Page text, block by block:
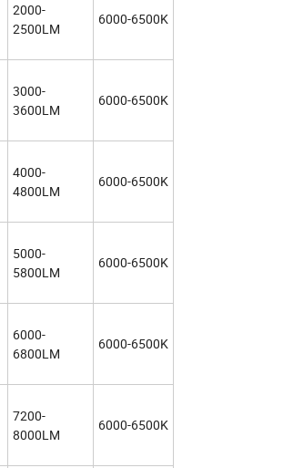
2000-
2500LM
6000-6500K
3000-
3600LM
6000-6500K
4000-
4800LM
6000-6500K
5000-
5800LM
6000-6500K
6000-
6800LM
6000-6500K
7200-
8000LM
6000-6500K